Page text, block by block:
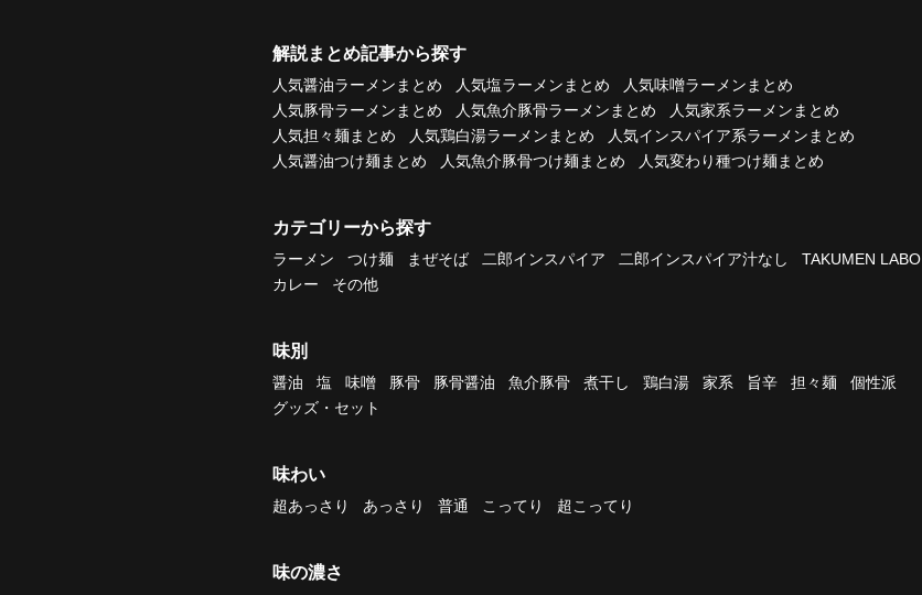
解説まとめ記事から探す
人気醤油ラーメンまとめ 人気塩ラーメンまとめ
人気味噌ラーメンまとめ
人気豚骨ラーメンまとめ
人気魚介豚骨ラーメンまとめ
人気家系ラーメンまとめ
人気担々麺まとめ
人気鶏白湯ラーメンまとめ
人気インスパイア系ラーメンまとめ
人気醤油つけ麺まとめ
人気魚介豚骨つけ麺まとめ 人気変わり種つけ麺まとめ
カテゴリーから探す
ラーメン つけ麺 まぜそば 二郎インスパイア 二郎インスパイア汁なし
TAKUMEN LABO
カレー
その他
味別
醤油 塩 味噌 豚骨 豚骨醤油 魚介豚骨 煮干し 鶏白湯 家系 旨辛 担々麺
個性派
グッズ・セット
味わい
超あっさり あっさり 普通 こってり 超こってり
味の濃さ